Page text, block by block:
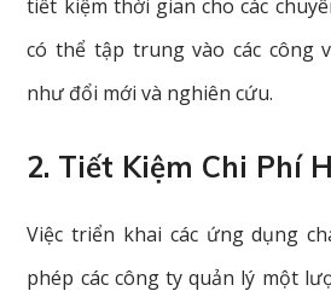
tiết kiệm thời gian cho các
có thể tập trung vào các công
như đổi mới và nghiên cứu.
2. Tiết Kiệm Chi Phí
Việc triển khai các ứng dụng
phép các công ty quản lý một